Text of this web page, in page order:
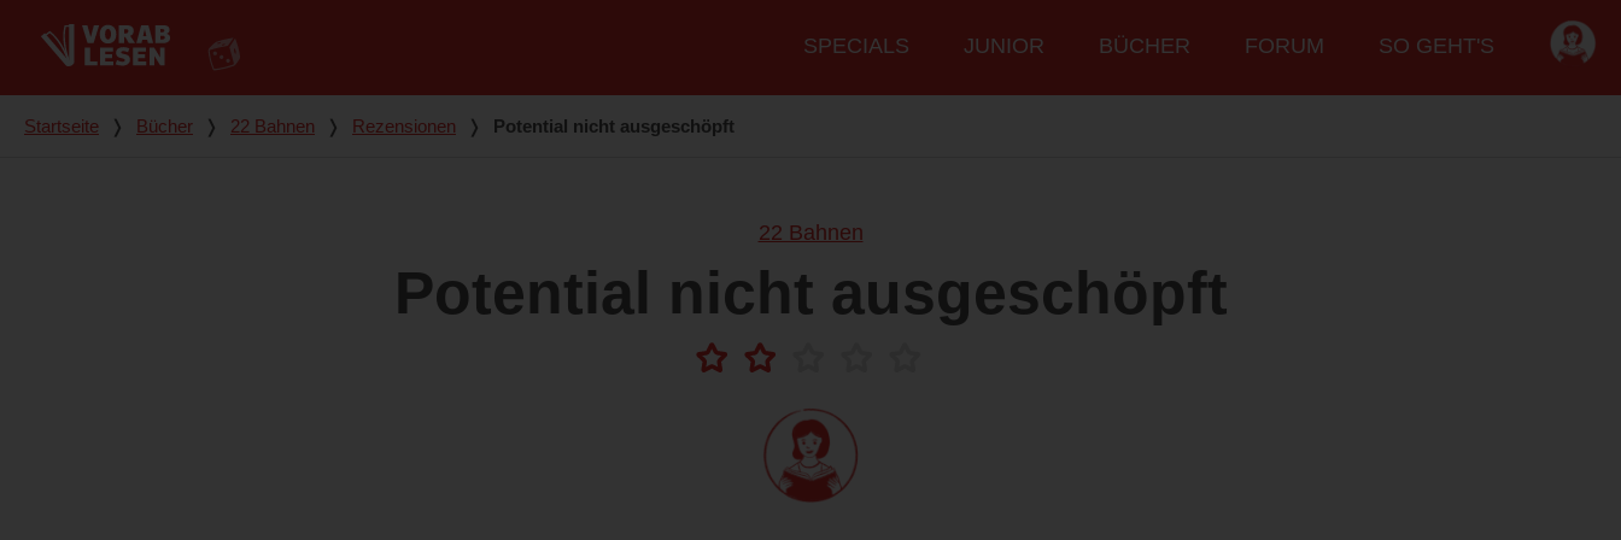
Hauptmenü
SPECIALS JUNIOR BÜCHER FORUM SO GEHT'S
Du bist hier
Startseite ❭ Bücher ❭ 22 Bahnen ❭ Rezensionen ❭ Potential nicht ausgeschöpft
22 Bahnen
Potential nicht ausgeschöpft